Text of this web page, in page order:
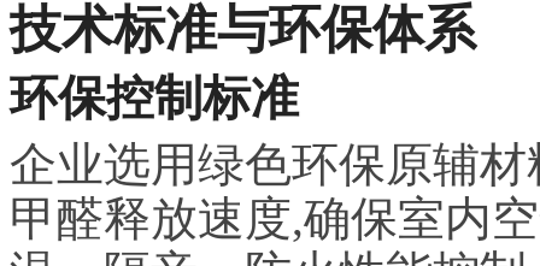
技术标准与环保体系
环保控制标准
企业选用绿色环保原辅
甲醛释放速度,确保室内